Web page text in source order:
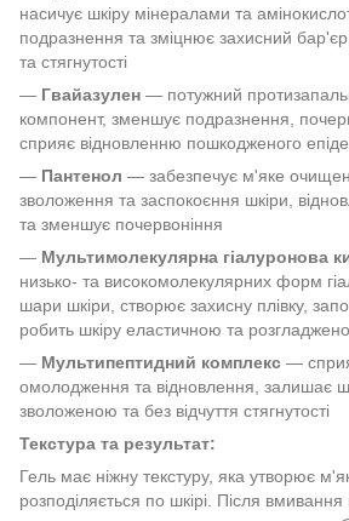
насичує шкіру мінералами та
подразнення та зміцнює захисний
та стягнутості
— Гвайазулен — потужний
компонент, зменшує подразнення,
сприяє відновленню пошкодженого
— Пантенол — забезпечує м'яке
зволоження та заспокоєння шкіри,
та зменшує почервоніння
— Мультимолекулярна гіалуронова
низько- та високомолекулярних форм
шари шкіри, створює захисну плівку,
робить шкіру еластичною та
— Мультипептидний комплекс —
омолодження та відновлення, залишає
зволоженою та без відчуття стягнутості
Текстура та результат:
Гель має ніжну текстуру, яка утворює
розподіляється по шкірі. Після вмивання